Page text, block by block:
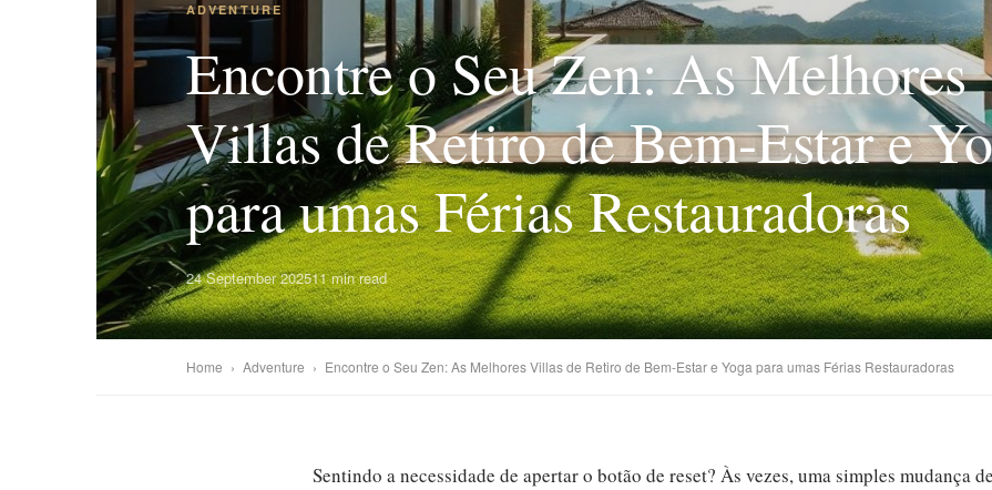
ADVENTURE
Encontre o Seu Zen: As Melhores
Villas de Retiro de Bem-Estar e
para umas Férias Restauradoras
24 September 202511 min read
Home › Adventure › Encontre o Seu Zen: As Melhores Villas de Retiro de Bem-Estar e Yoga para umas Férias Restauradoras
Sentindo a necessidade de apertar o botão de reset? Às vezes, uma simples mudança